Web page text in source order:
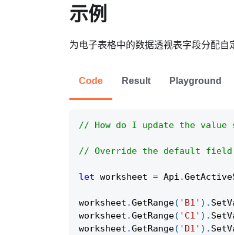
示例
为电子表格中的数据透视表字段分配自
Code Result Playground
// How do I update the
// Override the default field
let worksheet = Api .
worksheet .GetRange( 'B1' ) .
worksheet .GetRange( 'C1' ) .
worksheet .GetRange( 'D1' ) .